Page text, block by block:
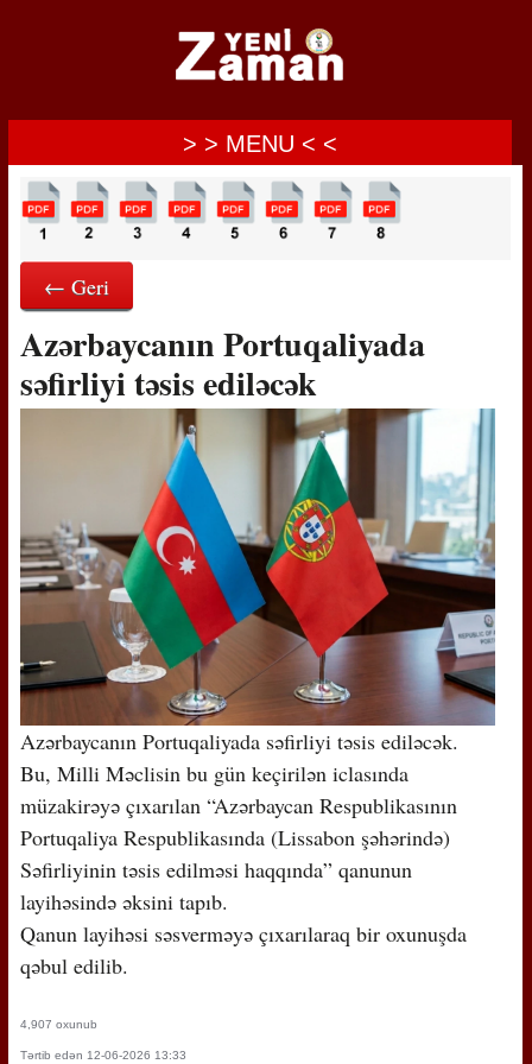
> > MENU < <
← Geri
Azərbaycanın Portuqaliyada
səfirliyi təsis ediləcək
Azərbaycanın Portuqaliyada səfirliyi təsis ediləcək.
Bu, Milli Məclisin bu gün keçirilən iclasında
müzakirəyə çıxarılan “Azərbaycan Respublikasının
Portuqaliya Respublikasında (Lissabon şəhərində)
Səfirliyinin təsis edilməsi haqqında” qanunun
layihəsində əksini tapıb.
Qanun layihəsi səsverməyə çıxarılaraq bir oxunuşda
qəbul edilib.
4,907 oxunub
Tərtib edən 12-06-2026 13:33